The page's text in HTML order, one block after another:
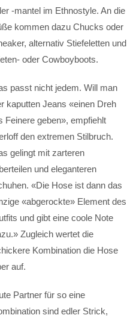
-mantel im Ethnostyle. An die
kommen dazu Chucks oder
alternativ Stiefeletten und
oder Cowboyboots.
passt nicht jedem. Will man
kaputten Jeans «einen Dreh
Feinere geben», empfiehlt
den extremen Stilbruch.
gelingt mit zarteren
und eleganteren
«Die Hose ist dann das
«abgerockte» Element des
und gibt eine coole Note
Zugleich wertet die
Kombination die Hose
auf.
Partner für so eine
sind edler Strick,